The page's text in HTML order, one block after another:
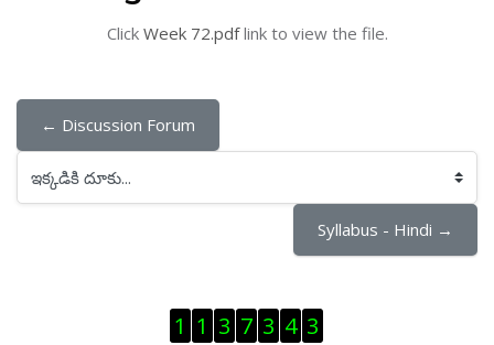
Click Week 72.pdflink to view the file.
← Discussion Forum
ఇక్కడికి దూకు...
Syllabus - Hindi →
Visitor Counter ను తప్పించు
1 1 3 7 3 4 3